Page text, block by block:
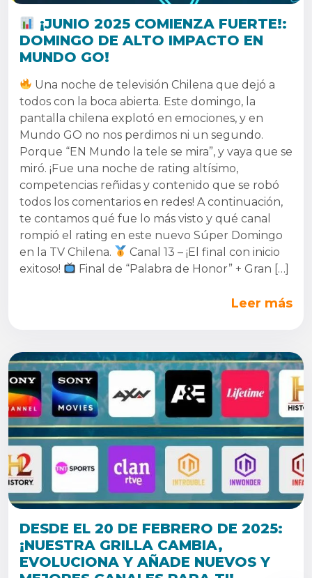
¡JUNIO 2025 COMIENZA FUERTE!:
DOMINGO DE ALTO IMPACTO EN
MUNDO GO!
Una noche de televisión Chilena que dejó a
todos con la boca abierta. Este domingo, la
pantalla chilena explotó en emociones, y en
Mundo GO no nos perdimos ni un segundo.
Porque “EN Mundo la tele se mira”, y vaya que se
miró. ¡Fue una noche de rating altísimo,
competencias reñidas y contenido que se robó
todos los comentarios en redes! A continuación,
te contamos qué fue lo más visto y qué canal
rompió el rating en este nuevo Súper Domingo
en la TV Chilena.
Canal 13 – ¡El final con inicio
exitoso!
Final de “Palabra de Honor” + Gran […]
Leer más
DESDE EL 20 DE FEBRERO DE 2025:
¡NUESTRA GRILLA CAMBIA,
EVOLUCIONA Y AÑADE NUEVOS Y